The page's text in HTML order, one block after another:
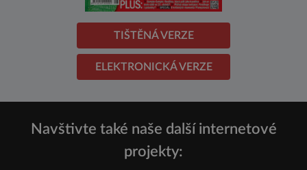
TIŠTĚNÁ VERZE
ELEKTRONICKÁ VERZE
Navštivte také naše další internetové
projekty: